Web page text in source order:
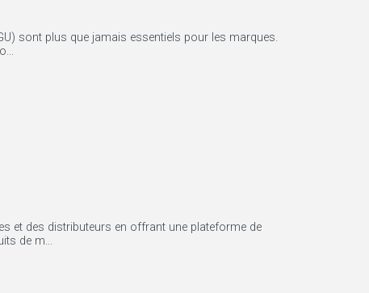
sont plus que jamais essentiels pour les marques.
et des distributeurs en offrant une plateforme de
de m...